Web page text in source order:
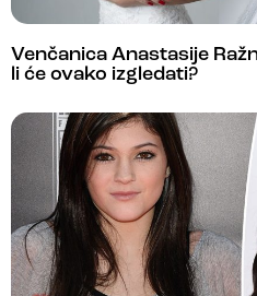
Venčanica Anastasije
li će ovako izgledati?